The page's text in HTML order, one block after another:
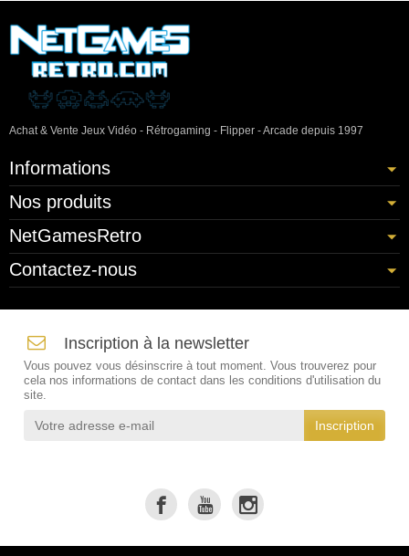
Achat & Vente Jeux Vidéo - Rétrogaming - Flipper - Arcade depuis 1997
Informations
Nos produits
NetGamesRetro
Contactez-nous
Inscription à la newsletter
Vous pouvez vous désinscrire à tout moment. Vous trouverez pour
cela nos informations de contact dans les conditions d'utilisation du
site.